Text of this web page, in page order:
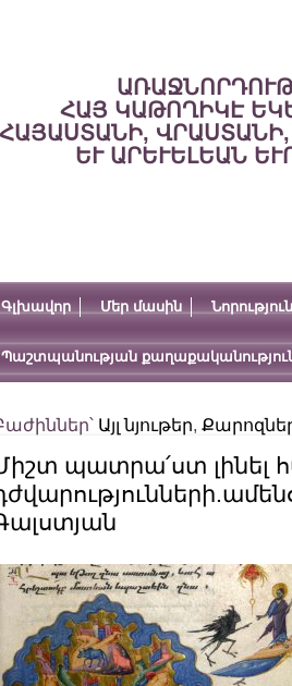
ՀԱՅ ԿԱԹՈՂԻԿԷ
ՀԱՅԱՍՏԱՆԻ,
ԵՒ ԱՐԵՒԵԼԵԱՆ
Գլխավոր Մեր մասին
Պաշտպանության
Այլ նյութեր,
պատրա՛ստ լինել